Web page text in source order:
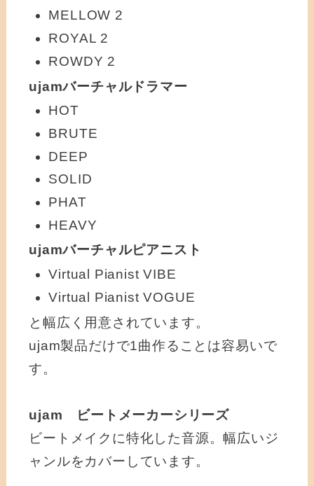
MELLOW 2
ROYAL 2
ROWDY 2
ujamバーチャルドラマー
HOT
BRUTE
DEEP
SOLID
PHAT
HEAVY
ujamバーチャルピアニスト
Virtual Pianist VIBE
Virtual Pianist VOGUE
と幅広く用意されています。
ujam製品だけで1曲作ることは容易いで
す。
ujam ビートメーカーシリーズ
ビートメイクに特化した音源。幅広いジ
ャンルをカバーしています。